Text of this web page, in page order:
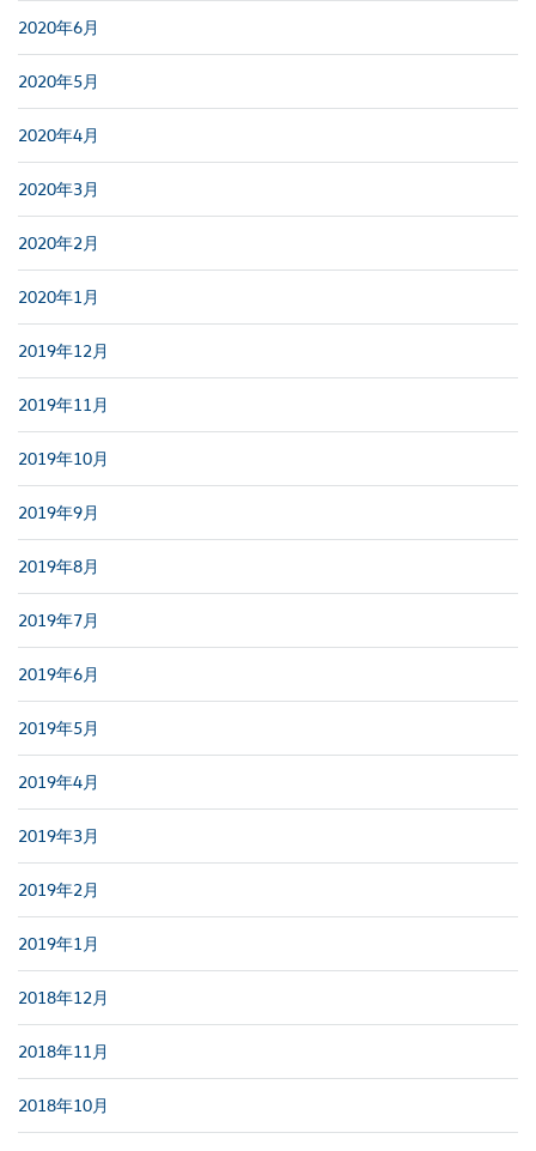
2020年6月
2020年5月
2020年4月
2020年3月
2020年2月
2020年1月
2019年12月
2019年11月
2019年10月
2019年9月
2019年8月
2019年7月
2019年6月
2019年5月
2019年4月
2019年3月
2019年2月
2019年1月
2018年12月
2018年11月
2018年10月